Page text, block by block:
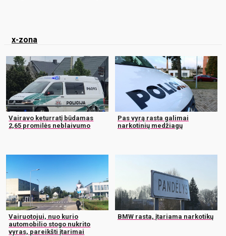
x-zona
Vairavo keturratį būdamas
2,65 promilės neblaivumo
Pas vyrą rasta galimai
narkotinių medžiagų
Vairuotojui, nuo kurio
automobilio stogo nukrito
vyras, pareikšti įtarimai
BMW rasta, įtariama narkotikų